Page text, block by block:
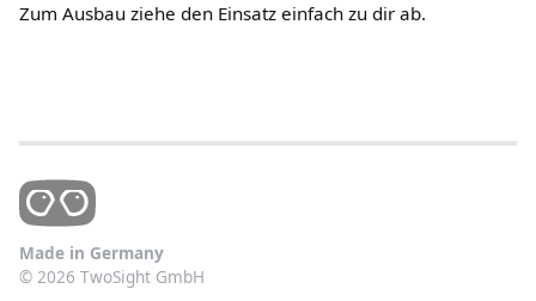
Zum Ausbau ziehe den Einsatz einfach zu dir ab.
Made in Germany
© 2026 TwoSight GmbH